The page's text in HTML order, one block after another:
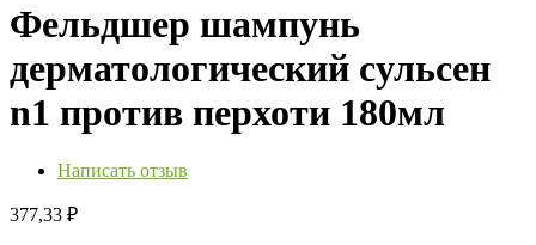
Фельдшер шампунь
дерматологический сульсен
n1 против перхоти 180мл
Написать отзыв
377,33 ₽